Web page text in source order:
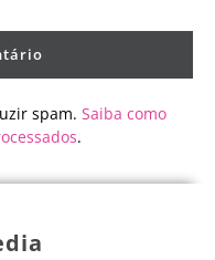
spam. Saiba como
.